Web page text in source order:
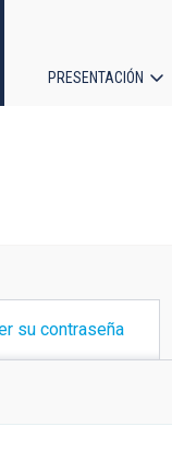
PRESENTACIÓN
su contraseña